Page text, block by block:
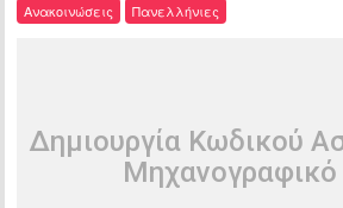
Ανακοινώσεις Πανελλήνιες
Δημιουργία Κωδικού
Μηχανογραφικό